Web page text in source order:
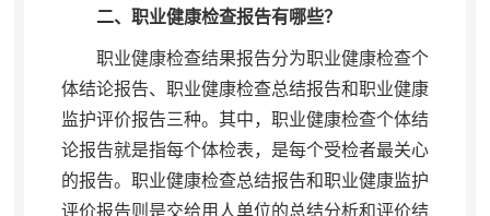
二、职业健康检查报告有哪些？
职业健康检查结果报告分为职业健康检查个
体结论报告、职业健康检查总结报告和职业健康
监护评价报告三种。 其中，职业健康检查个体结
论报告就是指每个体检表， 是每个受检者最关心
的报告。职业健康检查总结报告和职业健康监护
评价报告则是交给用人单位的总结分析和评价结